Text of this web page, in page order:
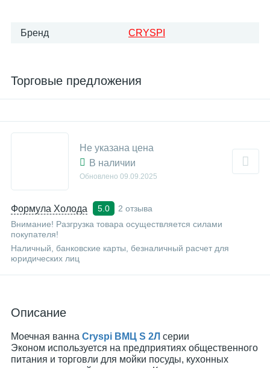
Бренд CRYSPI
Торговые предложения
Формула Холода 5.0
2 отзыва
Внимание! Разгрузка товара осуществляется силами
покупателя!
Наличный, банковские карты, безналичный расчет для
юридических лиц
Не указана цена
В наличии
Обновлено 09.09.2025
Описание
Моечная ванна Cryspi ВМЦ S 2Л серии
Эконом используется на предприятиях общественного
питания и торговли для мойки посуды, кухонных